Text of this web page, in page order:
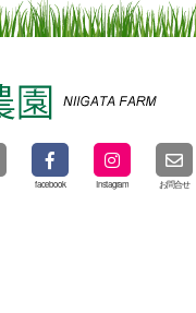
facebook Instagram お問合せ